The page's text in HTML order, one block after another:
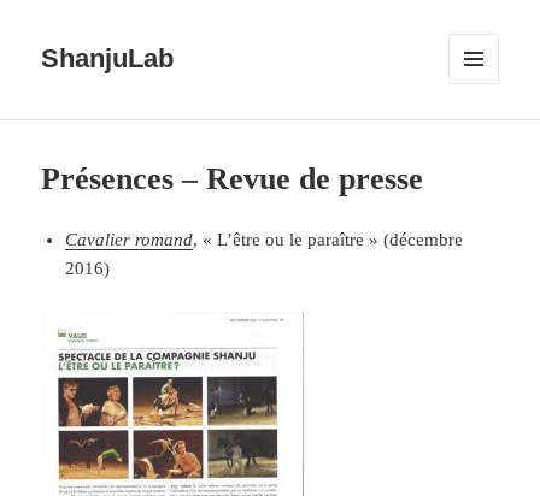
ShanjuLab
Présences – Revue de presse
Cavalier romand, « L’être ou le paraître » (décembre
2016)